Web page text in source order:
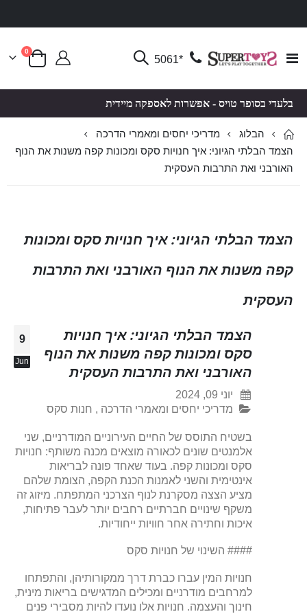
Toggle
*5061 סל קניות
0פריטים
בלעדי בסופר טויס - אפשרות לאספקה מיידית
הבלוג
מדריכי יחסים ומאמרי הדרכה
הצמד הבלתי הגיוני: איך חנויות סקס ומכונות קפה משנות את הנוף
האורבני ואת התרבות העסקית
הצמד הבלתי הגיוני: איך חנויות סקס ומכונות
קפה משנות את הנוף האורבני ואת התרבות
העסקית
9
Jun
הצמד הבלתי הגיוני: איך חנויות
סקס ומכונות קפה משנות את הנוף
האורבני ואת התרבות העסקית
יוני 09, 2024
מדריכי יחסים ומאמרי הדרכה , חנות סקס
בשטיח התוסס של החיים העירוניים המודרניים, שני
אלמנטים שונים לכאורה מוצאים מכנה משותף: חנויות
סקס ומכונות קפה. בעוד שאחד פונה לבריאות
אינטימית והשני לאמנות הכנת הקפה, הצומת שלהם
מציע הצצה מסקרנת לנוף הצרכני המתפתח. מיזוג זה
משקף שינויים חברתיים רחבים יותר לעבר פתיחות,
איכות וחתירה אחר חוויות ייחודיות.
#### השינוי של חנויות סקס
חנויות המין עברו כברת דרך ממקורותיהן, והתפתחו
למרחבים מודרניים ומכילים המדגישים בריאות מינית,
חינוך והעצמה. חנויות אלו נועדו להיות מסבירי פנים